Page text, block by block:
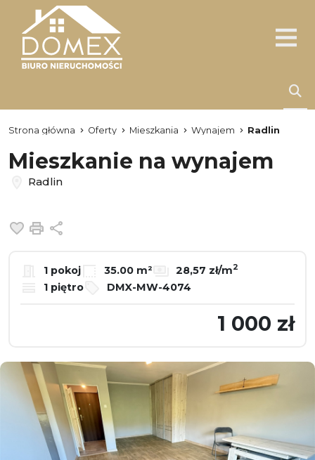
Strona główna Oferty Mieszkania Wynajem Radlin
Mieszkanie na wynajem
Radlin
Dodaj do ulubionych
Drukuj
1 pokoj 35.00 m² 28,57 zł/m2
1 piętro DMX-MW-4074
1 000 zł